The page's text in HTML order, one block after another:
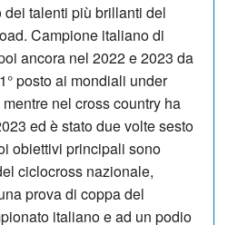
dei talenti più brillanti del
Campione italiano di
ancora nel 2022 e 2023 da
posto ai mondiali under
nel cross country ha
ed è stato due volte sesto
obiettivi principali sono
ciclocross nazionale,
prova di coppa del
italiano e ad un podio